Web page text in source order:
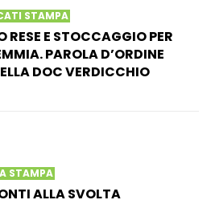
STAMPA
E STOCCAGGIO PER
PAROLA D’ORDINE
DOC VERDICCHIO
STAMPA
ALLA SVOLTA